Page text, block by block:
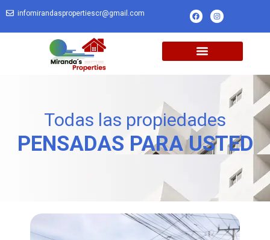
infomirandaspropertiescr@gmail.com
Todas las propiedades
PENSADAS PARA USTED